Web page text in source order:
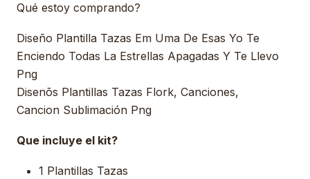
Qué estoy comprando?
Diseño Plantilla Tazas Em Uma De Esas Yo Te
Enciendo Todas La Estrellas Apagadas Y Te Llevo
Png
Disenõs Plantillas Tazas Flork, Canciones,
Cancion Sublimación Png
Que incluye el kit?
1 Plantillas Tazas